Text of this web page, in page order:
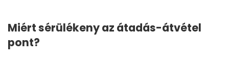
Miért sérülékeny az átadás-átvétel
pont?